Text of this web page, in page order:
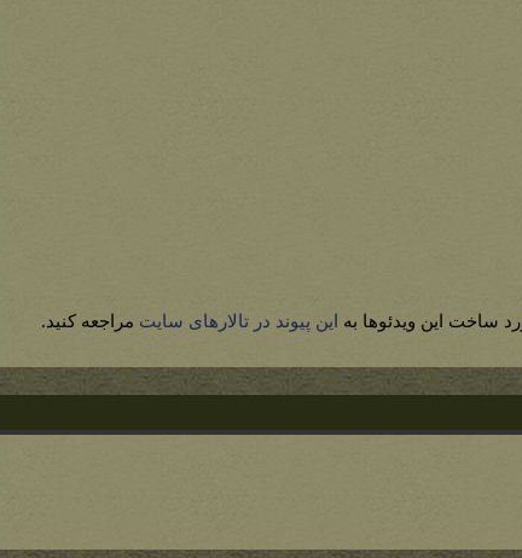
ساخت این ویدئوها به این پیوند در تالارهای سایت مراجعه کنید.